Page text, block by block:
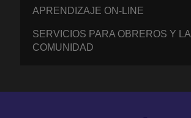
APRENDIZAJE ON-LINE
SERVICIOS PARA OBREROS Y LA
COMUNIDAD